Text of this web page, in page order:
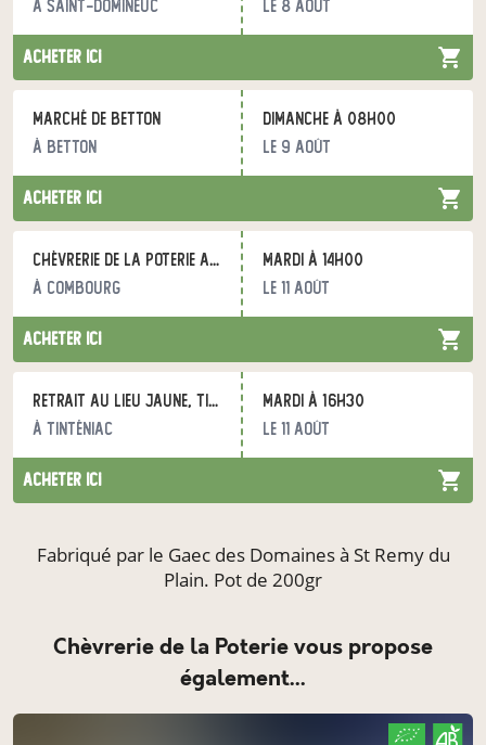
à Saint-Domineuc
le 8 août
acheter ici
Marché de Betton
à Betton
dimanche à 08h00
le 9 août
acheter ici
Chèvrerie de la Poterie au CPSA
à Combourg
mardi à 14h00
le 11 août
acheter ici
Retrait au Lieu Jaune, Tinténiac
à Tinténiac
mardi à 16h30
le 11 août
acheter ici
Fabriqué par le Gaec des Domaines à St Remy du
Plain. Pot de 200gr
Chèvrerie de la Poterie vous propose
également...